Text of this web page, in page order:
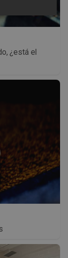
¿está el